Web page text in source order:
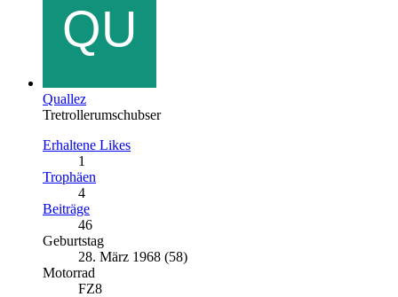
Quallez
Tretrollerumschubser
Erhaltene Likes
1
Trophäen
4
Beiträge
46
Geburtstag
28. März 1968 (58)
Motorrad
FZ8